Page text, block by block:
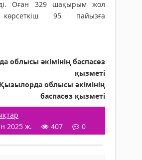
Оған 329 шақырым жол
көрсеткіш 95 пайызға
облысы әкімінің баспасөз
қызметі
облысы әкімінің
баспасөз қызметі
2025 ж.
407 0